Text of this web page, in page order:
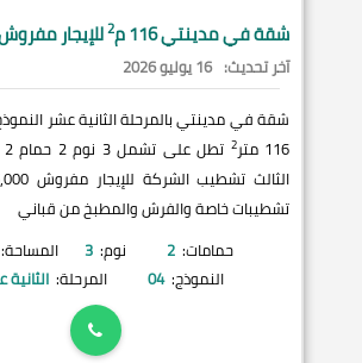
شقة فيمدينتي116 م 2للإيجار مفروش
آخر تحديث: 16 يوليو 2026
شقة في مدينتي بالمرحلة الثانية عشر
116 متر
2
تشطيبات خاصة والفرش والمطبخ من قباني
حمامات: 2 نوم: 3 المساحة:
النموذج: 04 المرحلة: